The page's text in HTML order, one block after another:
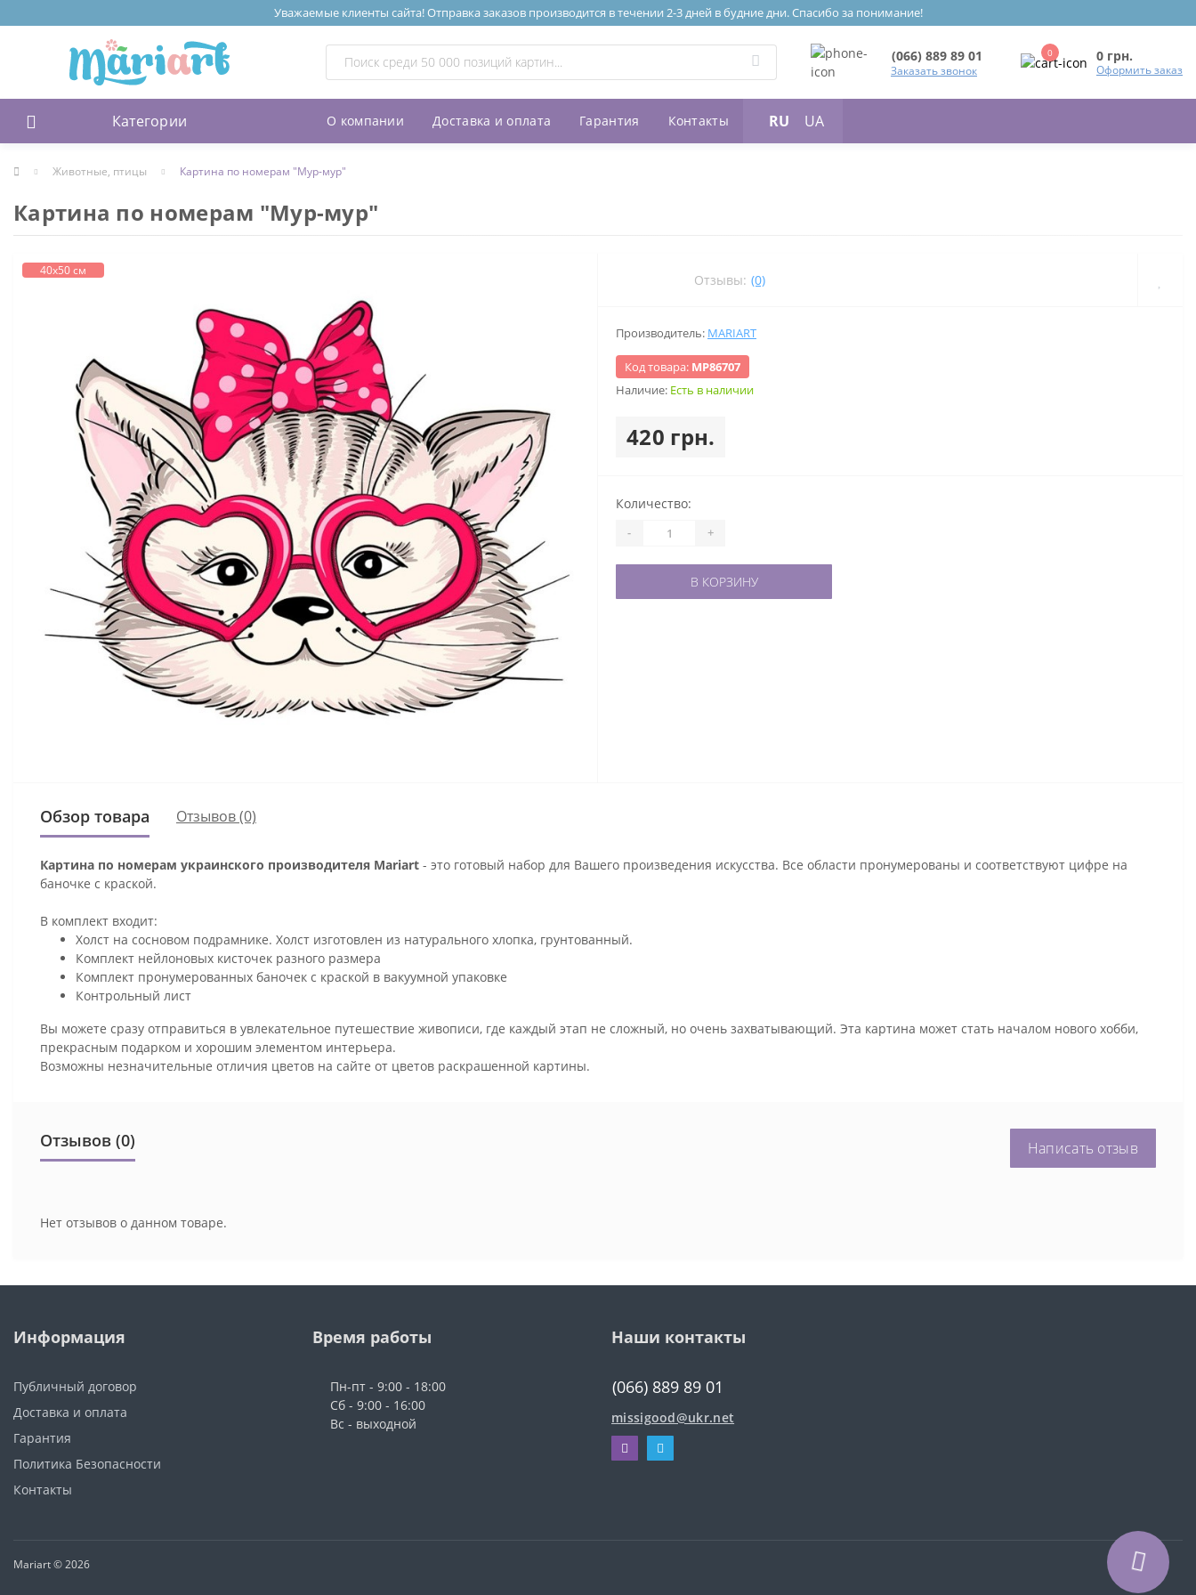
Уважаемые клиенты сайта! Отправка заказов производится в течении 2-3 дней в будние дни. Спасибо за понимание!
(066) 889 89 01
Заказать звонок
0 0 грн.
Оформить заказ
Категории О компании Доставка и оплата Гарантия Контакты RU UA
Животные, птицы Картина по номерам "Мур-мур"
Картина по номерам "Мур-мур"
40х50 см
Отзывы: (0)
Производитель: MARIART
Код товара: МР86707
Наличие: Есть в наличии
420 грн.
Количество:
- +
В КОРЗИНУ
Обзор товара Отзывов (0)
Картина по номерам украинского производителя Mariart - это готовый набор для Вашего произведения искусства. Все области пронумерованы и соответствуют цифре на
баночке с краской.
В комплект входит:
Холст на сосновом подрамнике. Холст изготовлен из натурального хлопка, грунтованный.
Комплект нейлоновых кисточек разного размера
Комплект пронумерованных баночек с краской в вакуумной упаковке
Контрольный лист
Вы можете сразу отправиться в увлекательное путешествие живописи, где каждый этап не сложный, но очень захватывающий. Эта картина может стать началом нового хобби,
прекрасным подарком и хорошим элементом интерьера.
Возможны незначительные отличия цветов на сайте от цветов раскрашенной картины.
Отзывов (0) Написать отзыв
Нет отзывов о данном товаре.
Информация
Публичный договор
Доставка и оплата
Гарантия
Политика Безопасности
Контакты
Время работы
Пн-пт - 9:00 - 18:00
Сб - 9:00 - 16:00
Вс - выходной
Наши контакты
(066) 889 89 01
missigood@ukr.net
Mariart © 2026